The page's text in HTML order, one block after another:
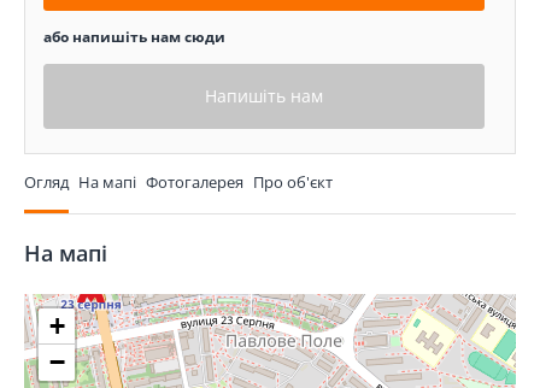
або напишіть нам сюди
Напишіть нам
Огляд На мапі Фотогалерея Про об'єкт
На мапі
+
−